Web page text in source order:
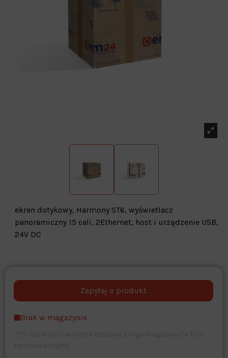
ekran dotykowy, Harmony ST6, wyświetlacz
panoramiczny 15 cali, 2Ethernet, host i urządzenie USB,
24V DC
opcjonalne Maks. 250 znaków
Brak w magazynie